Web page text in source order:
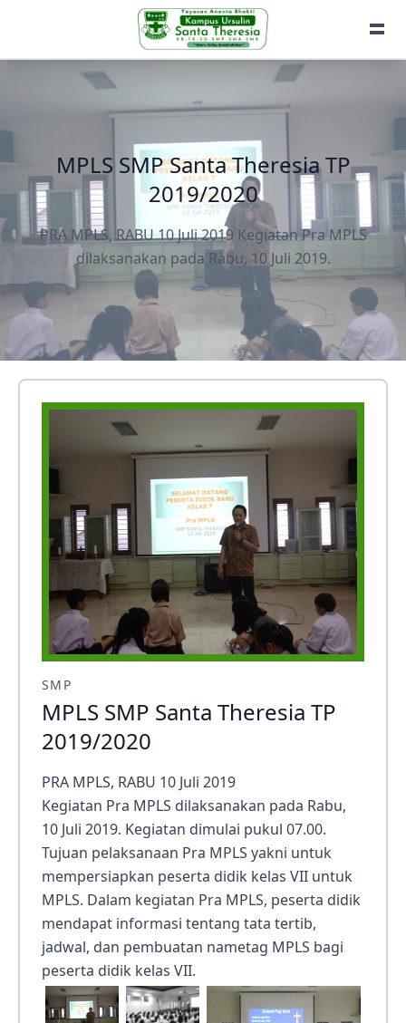
MPLS SMP Santa Theresia TP
2019/2020
PRA MPLS, RABU 10 Juli 2019 Kegiatan Pra MPLS
dilaksanakan pada Rabu, 10 Juli 2019.
SMP
MPLS SMP Santa Theresia TP
2019/2020
PRA MPLS, RABU 10 Juli 2019
Kegiatan Pra MPLS dilaksanakan pada Rabu,
10 Juli 2019. Kegiatan dimulai pukul 07.00.
Tujuan pelaksanaan Pra MPLS yakni untuk
mempersiapkan peserta didik kelas VII untuk
MPLS. Dalam kegiatan Pra MPLS, peserta didik
mendapat informasi tentang tata tertib,
jadwal, dan pembuatan nametag MPLS bagi
peserta didik kelas VII.